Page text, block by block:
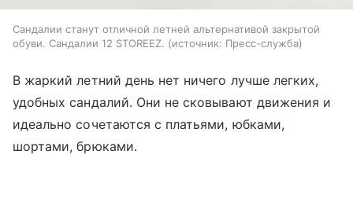
Сандалии станут отличной летней альтернативой закрытой
обуви. Сандалии 12 STOREEZ.
источник: Пресс-служба
В жаркий летний день нет ничего лучше легких,
удобных сандалий. Они не сковывают движения и
идеально сочетаются с платьями, юбками,
шортами, брюками.